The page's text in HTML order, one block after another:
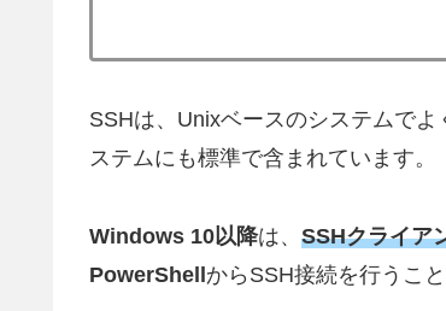
SSHは、Unixベースのシステムで
ステムにも標準で含まれています。
Windows 10以降は、 SSHクライア
PowerShellからSSH接続を行うこと